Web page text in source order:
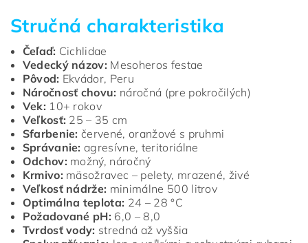
Stručná charakteristika
Čeľaď: Cichlidae
Vedecký názov: Mesoheros festae
Pôvod: Ekvádor, Peru
Náročnosť chovu: náročná (pre pokročilých)
Vek: 10+ rokov
Veľkosť: 25 – 35 cm
Sfarbenie: červené, oranžové s pruhmi
Správanie: agresívne, teritoriálne
Odchov: možný, náročný
Krmivo: mäsožravec – pelety, mrazené, živé
Veľkosť nádrže: minimálne 500 litrov
Optimálna teplota: 24 – 28 °C
Požadované pH: 6,0 – 8,0
Tvrdosť vody: stredná až vyššia